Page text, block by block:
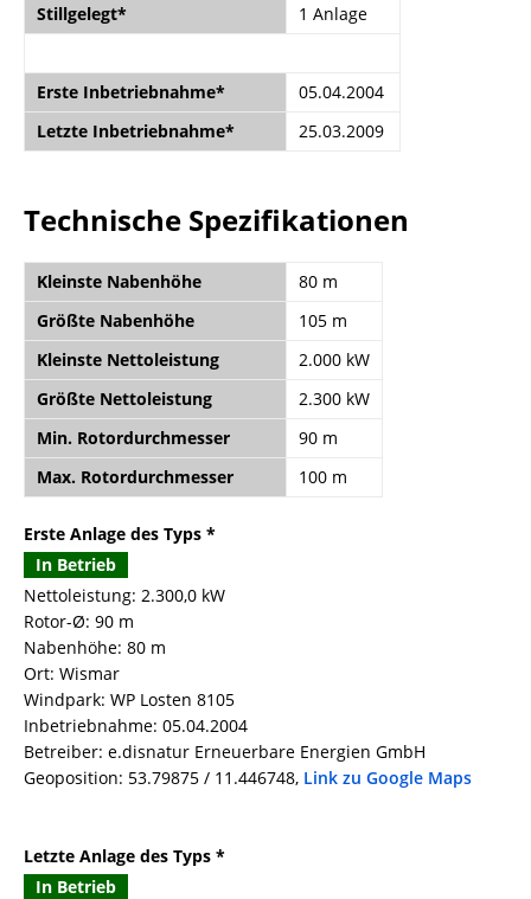
Stillgelegt*
1 Anlage
Erste Inbetriebnahme*
05.04.2004
Letzte Inbetriebnahme*
25.03.2009
Technische Spezifikationen
Kleinste Nabenhöhe
80 m
Größte Nabenhöhe
105 m
Kleinste Nettoleistung
2.000 kW
Größte Nettoleistung
2.300 kW
Min. Rotordurchmesser
90 m
Max. Rotordurchmesser
100 m
Erste Anlage des Typs *
In Betrieb
Nettoleistung: 2.300,0 kW
Rotor-Ø: 90 m
Nabenhöhe: 80 m
Ort: Wismar
Windpark: WP Losten 8105
Inbetriebnahme: 05.04.2004
Betreiber: e.disnatur Erneuerbare Energien GmbH
Geoposition: 53.79875 / 11.446748, Link zu Google Maps
Letzte Anlage des Typs *
In Betrieb